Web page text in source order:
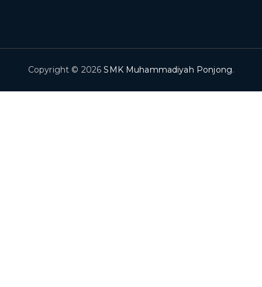
Copyright © 2026SMK Muhammadiyah Ponjong.